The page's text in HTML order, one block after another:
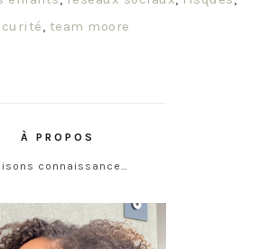
, team moore
À PROPOS
connaissance…